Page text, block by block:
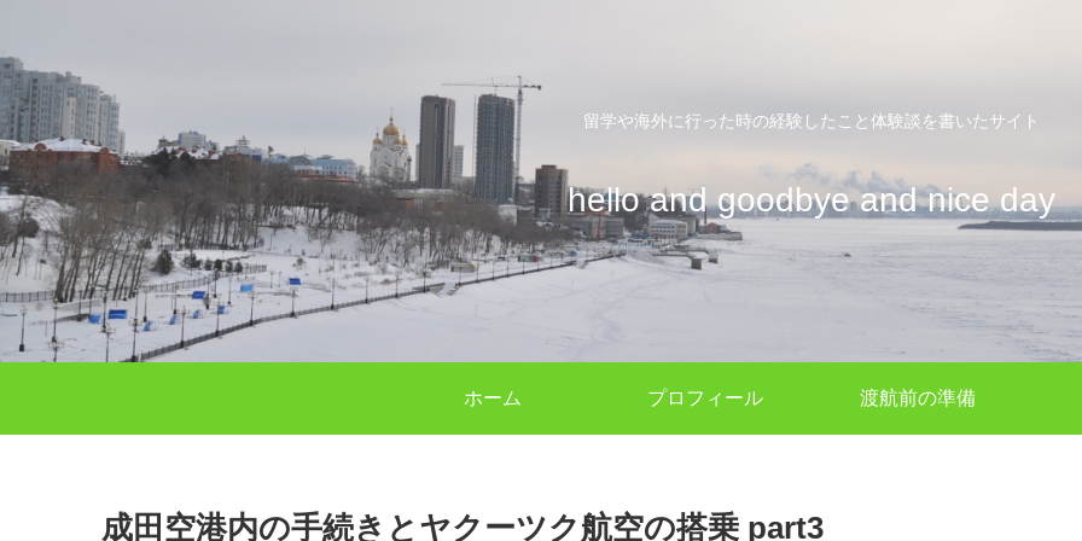
留学や海外に行った時の経験したこと体験談を書いたサイト
hello and goodbye and nice day
ホーム プロフィール 渡航前の準備
成田空港内の手続きとヤクーツク航空の搭乗 part3